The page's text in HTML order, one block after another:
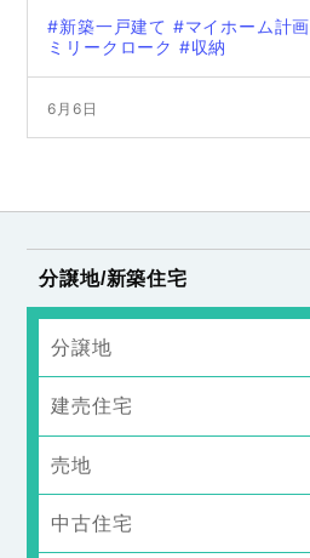
#新築一戸建て #マイホーム計画
ミリークローク #収納
6月6日
分譲地/新築住宅
分譲地
建売住宅
売地
中古住宅